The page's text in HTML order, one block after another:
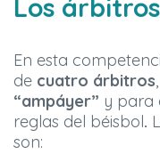
Los
En esta
de cuatro árbitros
“ampáyer” y para
reglas del béisbol.
son: